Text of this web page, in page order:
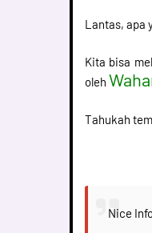
Lantas, apa
Kita bisa
oleh
Tahukah
Nice